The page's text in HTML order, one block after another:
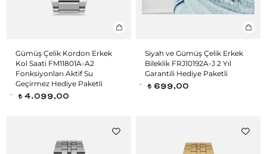
Gümüş Çelik Kordon Erkek
Kol Saati FM11801A-A2
Fonksiyonları Aktif Su
Geçirmez Hediye Paketli
t 4.099,00
Siyah ve Gümüş Çelik Erkek
Bileklik FRJ10192A-J 2 Yıl
Garantili Hediye Paketli
t 699,00